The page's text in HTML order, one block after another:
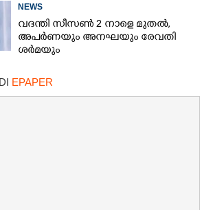
NEWS
വദന്തി സീസൺ 2 നാളെ മുതൽ,
അപർണയും അനഘയും രേവതി
ശർമയും
EPAPER
Copy Link